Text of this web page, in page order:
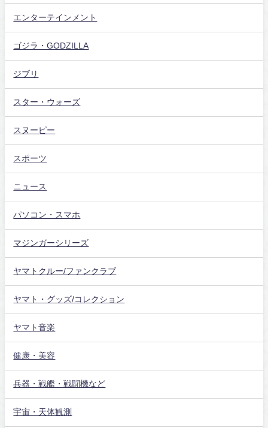
エンターテインメント
ゴジラ・GODZILLA
ジブリ
スター・ウォーズ
スヌーピー
スポーツ
ニュース
パソコン・スマホ
マジンガーシリーズ
ヤマトクルー/ファンクラブ
ヤマト・グッズ/コレクション
ヤマト音楽
健康・美容
兵器・戦艦・戦闘機など
宇宙・天体観測